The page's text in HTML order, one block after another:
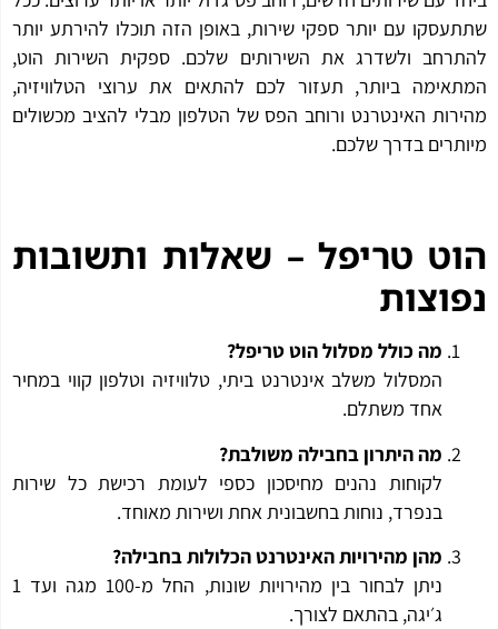
עם יותר ספקי שירות, באופן הזה תוכלו להירתע יותר
ולשדרג את השירותים שלכם. ספקית השירות הוט,
ביותר, תעזור לכם להתאים את ערוצי הטלוויזיה,
האינטרנט ורוחב הפס של הטלפון מבלי להציב מכשולים
בדרך שלכם.
טריפל – שאלות ותשובות
מה כולל מסלול הוט טריפל?
המסלול משלב אינטרנט ביתי, טלוויזיה וטלפון קווי במחיר
אחד משתלם.
מה היתרון בחבילה משולבת?
לקוחות נהנים מחיסכון כספי לעומת רכישת כל שירות
בנפרד, נוחות בחשבונית אחת ושירות מאוחד.
מהן מהירויות האינטרנט הכלולות בחבילה?
ניתן לבחור בין מהירויות שונות, החל מ-100 מגה ועד 1
ג׳יגה, בהתאם לצורך.